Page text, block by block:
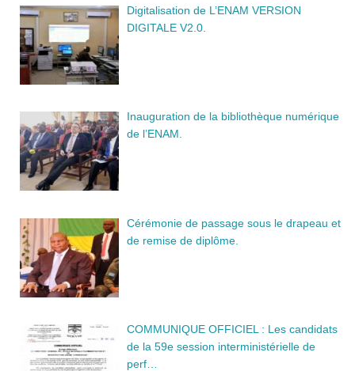
Digitalisation de L’ENAM VERSION
DIGITALE V2.0.
Inauguration de la bibliothèque numérique
de l’ENAM.
Cérémonie de passage sous le drapeau et
de remise de diplôme.
COMMUNIQUE OFFICIEL : Les candidats
de la 59e session interministérielle de
perf…